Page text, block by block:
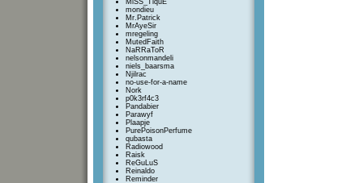
MiSS_TiquE
mondieu
Mr.Patrick
MrAyeSir
mregeling
MutedFaith
NaRRaToR
nelsonmandeli
niels_baarsma
Njilrac
no-use-for-a-name
Nork
p0k3rf4c3
Pandabier
Parawyf
Plaapje
PurePoisonPerfume
qubasta
Radiowood
Raisk
ReGuLuS
Reinaldo
Reminder